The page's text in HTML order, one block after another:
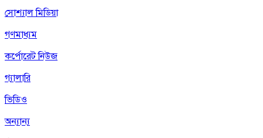
সোশ্যাল মিডিয়া
গণমাধ্যম
কর্পোরেট নিউজ
গ্যালারি
ভিডিও
অন্যান্য